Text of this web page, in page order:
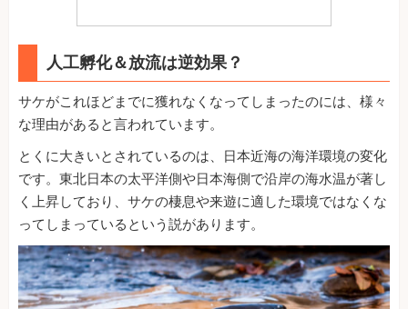
人工孵化＆放流は逆効果？
サケがこれほどまでに獲れなくなってしまったのには、様々
な理由があると言われています。
とくに大きいとされているのは、日本近海の海洋環境の変化
です。東北日本の太平洋側や日本海側で沿岸の海水温が著し
く上昇しており、サケの棲息や来遊に適した環境ではなくな
ってしまっているという説があります。